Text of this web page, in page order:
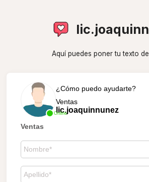
Aquí puedes poner tu texto
Online
¿Cómo puedo ayudarte?
Ventas
lic.joaquinnunez
Ventas